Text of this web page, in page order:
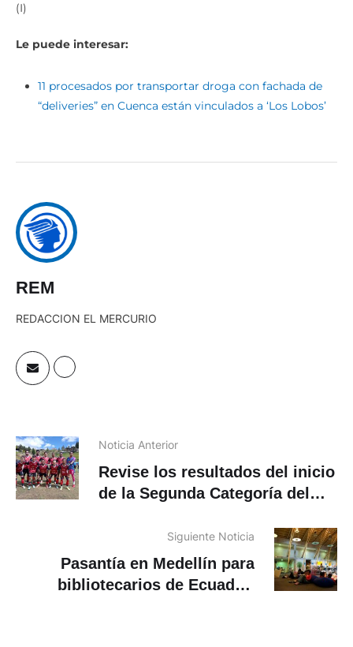
(I)
Le puede interesar:
11 procesados por transportar droga con fachada de
“deliveries” en Cuenca están vinculados a ‘Los Lobos’
REM
REDACCION EL MERCURIO
Noticia Anterior
Revise los resultados del inicio
de la Segunda Categoría del
Siguiente Noticia
Pasantía en Medellín para
bibliotecarios de Ecuador.